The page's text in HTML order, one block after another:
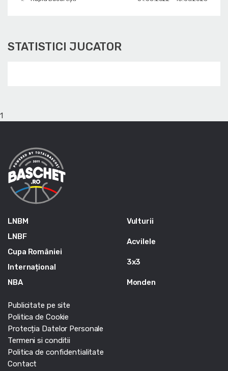
STATISTICI JUCATOR
1
LNBM
LNBF
Cupa României
Internațional
NBA
Vulturii
Acvilele
3x3
Monden
Publicitate pe site
Politica de Cookie
Protecția Datelor Personale
Termeni si conditii
Politica de confidentialitate
Contact